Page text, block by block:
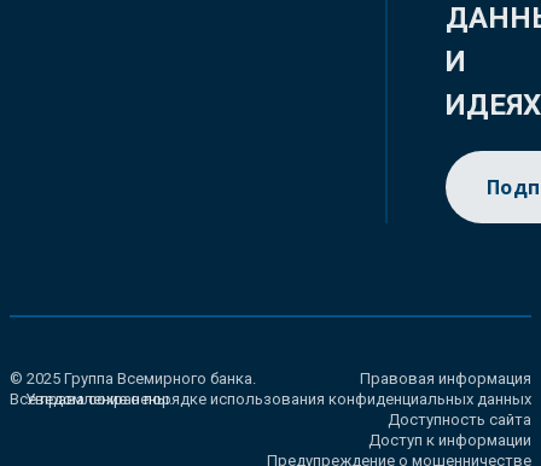
И
ИДЕЯХ
© 2025 Группа Всемирного банка.
Все права сохранены.
Правовая информация
Уведомление о порядке использования конфиденциальных данных
Доступность сайта
Доступ к информации
Предупреждение о мошенничестве